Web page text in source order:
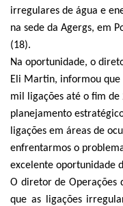
irregulares de água e
na sede da Agergs, em
(18).
Na oportunidade, o
Eli Martin, informou
mil ligações até o fim de
planejamento
ligações em áreas de
enfrentarmos o
excelente oportunidade
O diretor de Operações
que as ligações